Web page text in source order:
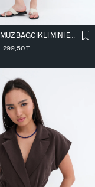
V YAKA OMUZ BAĞCIKLI MINI ELBISE E3394
299,50TL